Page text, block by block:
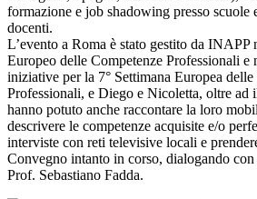
formazione e job shadowing presso scuole
docenti.
L’evento a Roma è stato gestito da INAPP
Europeo delle Competenze Professionali e
iniziative per la 7° Settimana Europea delle
Professionali, e Diego e Nicoletta, oltre ad
hanno potuto anche raccontare la loro
descrivere le competenze acquisite e/o
interviste con reti televisive locali e
Convegno intanto in corso, dialogando
Prof. Sebastiano Fadda.